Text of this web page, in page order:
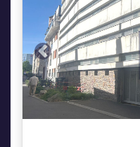
ENTREPRISES
DEVENIR FRANCHISÉ
AJP Recrute
AJP Actualités
Previous